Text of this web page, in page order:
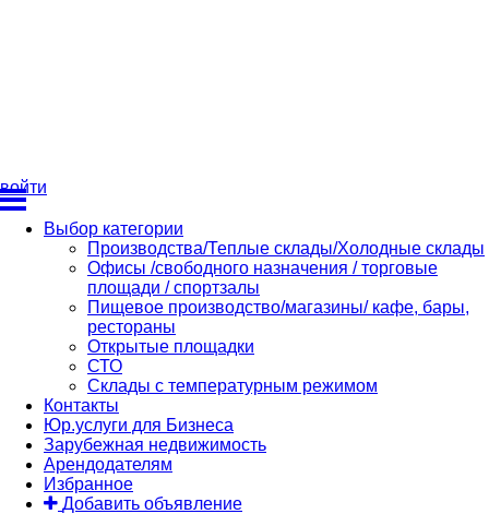
войти
Выбор категории
Производства/Теплые склады/Холодные склады
Офисы /свободного назначения / торговые
площади / спортзалы
Пищевое производство/магазины/ кафе, бары,
рестораны
Открытые площадки
СТО
Склады с температурным режимом
Контакты
Юр.услуги для Бизнеса
Зарубежная недвижимость
Арендодателям
Избранное
Добавить объявление